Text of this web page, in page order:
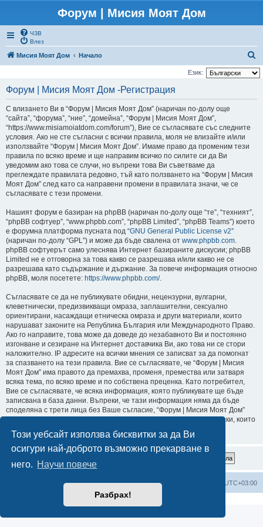
Този уебсайт използва бисквитки за да Ви
осигури най-доброто възможно прекарване в
него. Научи повече
Разбрах!
Форум | Мисия Моят Дом
ЧЗВ
Влез
Мисия Моят Дом Начало
ъ
Език:
Форум | Мисия Моят Дом -Регистрация
С влизането Ви в “Форум | Мисия Моят Дом” (наричан по-долу още
“сайта”, “форума”, “ние”, “домейна”, “Форум | Мисия Моят Дом”,
“https://www.misiamoiatdom.com/forum”), Вие се съгласявате със следните
условия. Ако не сте съгласни с всички правила, моля не влизайте и/или
използвайте “Форум | Мисия Моят Дом”. Имаме право да променим тези
правила по всяко време и ще направим всичко по силите си да Ви
уведомим ако това се случи, но въпреки това Ви съветваме да
преглеждате правилата редовно, тъй като ползването на “Форум | Мисия
Моят Дом” след като са направени промени в правилата значи, че се
съгласявате с тези промени.
Нашият форум е базиран на phpBB (наричан по-долу още “те”, “техният”,
“phpBB софтуер”, “www.phpbb.com”, “phpBB Limited”, “phpBB Teams”) което
е форумна платформа пусната под “GNU General Public License v2”
(наричан по-долу “GPL”) и може да бъде свалена от www.phpbb.com.
phpBB софтуерът само улеснява Интернет базираните дискусии; phpBB
Limited не е отговорна за това какво се разрешава и/или какво не се
разрешава като съдържание и държание. За повече информация относно
phpBB, моля посетете: https://www.phpbb.com/.
Съгласявате се да не публикувате обидни, нецензурни, вулгарни,
клеветнически, предизвикващи омраза, заплашителни, сексуално
ориентирани, насаждащи етническа омраза и други материали, които
нарушават законите на Република България или Международното Право.
Ако го направите, това може да доведе до незабавното Ви и постоянно
изгонване и сезиране на Интернет доставчика Ви, ако това ни се стори
наложително. IP адресите на всички мнения се записват за да помогнат
за спазването на тези правила. Вие се съгласявате, че “Форум | Мисия
Моят Дом” има правото да премахва, променя, премества или затваря
всяка тема, по всяко време и по собствена преценка. Като потребител,
Вие се съгласявате, че всяка информация, която публикувате ще бъде
записвана в база данни. Въпреки, че тази информация няма да бъде
споделяна с трети лица без Ваше съгласие, “Форум | Мисия Моят Дом”
или phpBB не могат да бъдат държани отговорни за хакерски атаки, които
могат да доведат до компрометиране на данните.
Мисия Моят Дом Начало Всички времена са според UTC+03:00